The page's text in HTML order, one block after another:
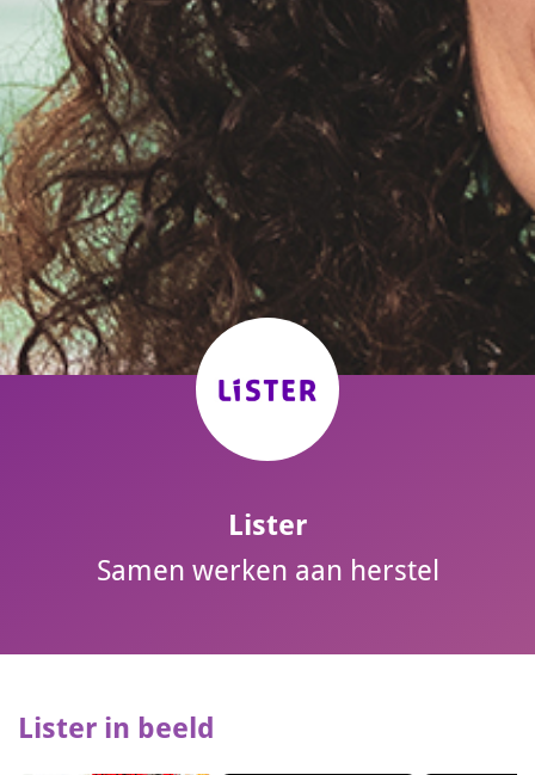
Lister
Samen werken aan herstel
Lister in beeld